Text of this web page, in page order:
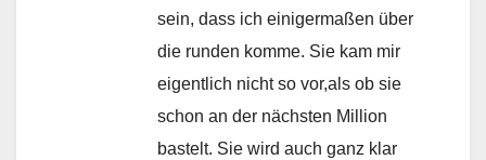
sein, dass ich einigermaßen über
die runden komme. Sie kam mir
eigentlich nicht so vor,als ob sie
schon an der nächsten Million
bastelt. Sie wird auch ganz klar